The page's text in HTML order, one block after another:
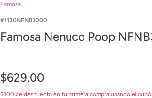
Famosa
1130NFNB3000
Famosa Nenuco
$629.00
$100 de descuento en tu primera compra usando el